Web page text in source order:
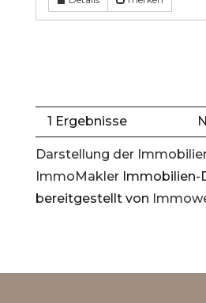
1 Ergebnisse
Darstellung der
ImmoMaklerImmobilien-
bereitgestellt von